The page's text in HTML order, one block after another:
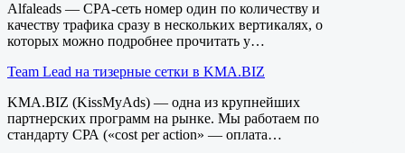
Alfaleads — CPA-сеть номер один по количеству и
качеству трафика сразу в нескольких вертикалях, о
которых можно подробнее прочитать у…
Team Lead на тизерные сетки в KMA.BIZ
KMA.BIZ (KissMyAds) — одна из крупнейших
партнерских программ на рынке. Мы работаем по
стандарту СРА («cost per action» — оплата…